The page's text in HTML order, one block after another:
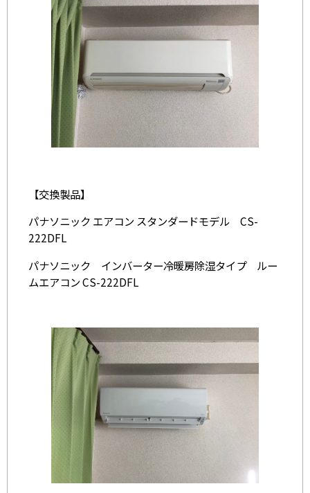
【交換製品】
パナソニック エアコン スタンダードモデル CS-
222DFL
パナソニック インバーター冷暖房除湿タイプ ルー
ムエアコン CS-222DFL